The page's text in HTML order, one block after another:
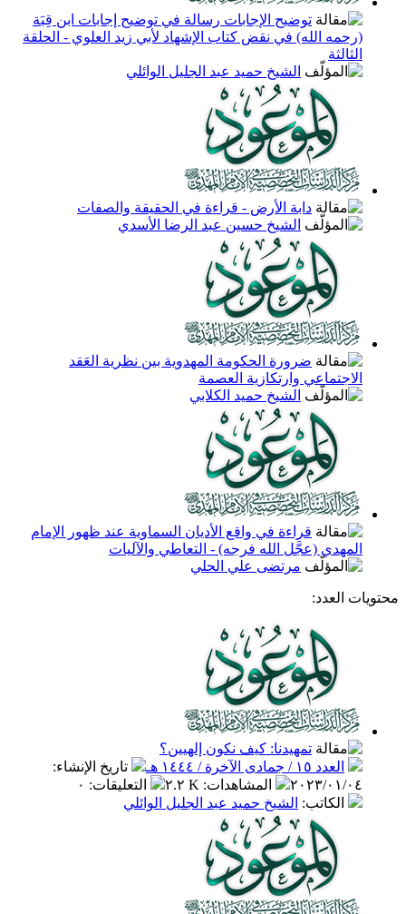
توضيح الإجابات رسالة في توضيح إجابات ابن قِبَة
(رحمه الله) في نقض كتاب الإشهاد لأبي زيد العلوي - الحلقة
الثالثة
الشيخ حميد عبد الجليل الوائلي
دابة الأرض - قراءة في الحقيقة والصفات
الشيخ حسين عبد الرضا الأسدي
ضرورة الحكومة المهدوية بين نظرية العَقد
الاجتماعي وارتكازية العصمة
الشيخ حميد الكلابي
قراءة في واقع الأديان السماوية عند ظهور الإمام
المهدي (عجَّل الله فرجه) - التعاطي والآليات
مرتضى علي الحلي
محتويات العدد:
تمهيدنا: كيف نكون إلهيين؟
العدد ١٥ / جمادى الآخرة / ١٤٤٤ هـ
تاريخ الإنشاء:
٢٠٢٣/٠١/٠٤
المشاهدات: ٢.٢ K التعليقات: ٠
الكاتب: الشيخ حميد عبد الجليل الوائلي